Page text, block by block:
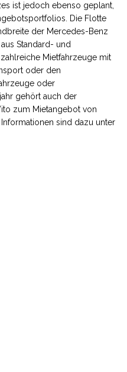
ist jedoch ebenso geplant,
Die Flotte
der Mercedes-Benz
Standard- und
Mietfahrzeuge mit
oder den
oder
gehört auch der
zum Mietangebot von
sind dazu unter